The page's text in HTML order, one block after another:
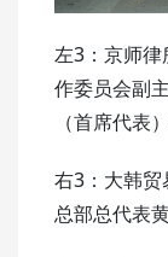
左3：京师
作委员会副
（首席代表
右3：大韩贸
总部总代表